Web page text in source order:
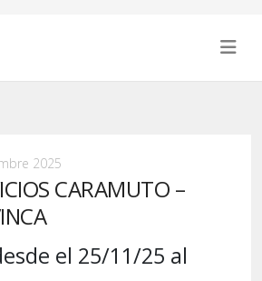
2025
CARAMUTO –
el 25/11/25 al